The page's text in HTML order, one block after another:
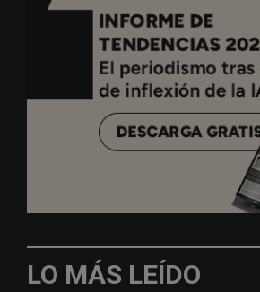
LO MÁS LEÍDO